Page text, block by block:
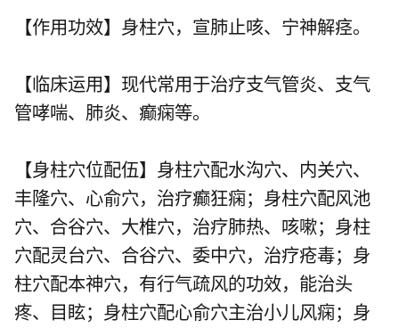
【作用功效】身柱穴，宣肺止咳、宁神解痉。
【临床运用】现代常用于治疗支气管炎、支气
管哮喘、肺炎、癫痫等。
【身柱穴位配伍】身柱穴配水沟穴、 内关穴、
丰隆穴、 心俞穴，治疗癫狂痫；身柱穴配风池
穴、 合谷穴、 大椎穴，治疗肺热、咳嗽；身柱
穴配灵台穴、 合谷穴、 委中穴，治疗疮毒；身
柱穴配本神穴，有行气疏风的功效，能治头
疼、目眩；身柱穴配心俞穴主治小儿风痫；身